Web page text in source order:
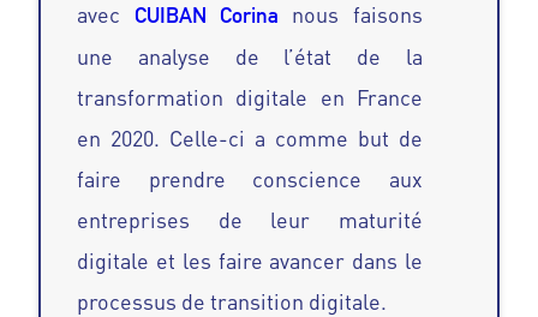
avec CUIBAN Corina nous faisons
une analyse de l’état de la
transformation digitale en France
en 2020. Celle-ci a comme but de
faire prendre conscience aux
entreprises de leur maturité
digitale et les faire avancer dans le
processus de transition digitale.